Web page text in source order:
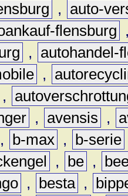
,
auto-
flensburg
,
autohandel-
,
,
, avensis ,
, b-max , b-serie
, be ,
, besta ,